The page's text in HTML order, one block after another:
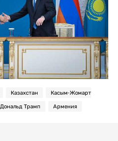
Казахстан Касым-Жомарт
Дональд Трамп Армения